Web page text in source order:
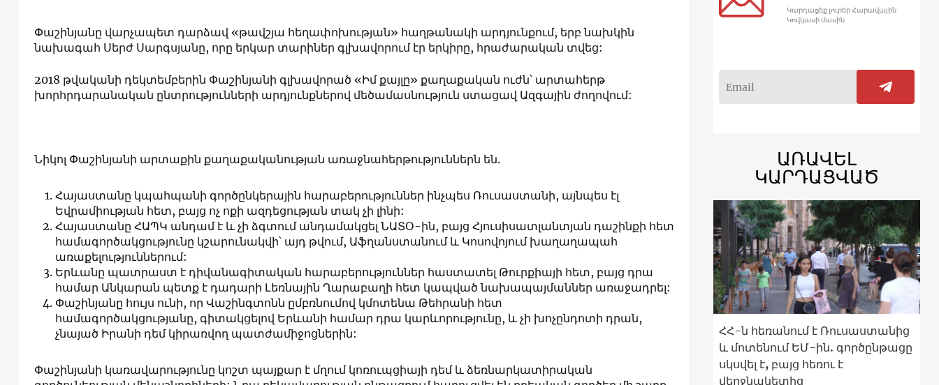
Փաշինյանը վարչապետ դարձավ «թավշյա հեղափոխության» հաղթանակի արդյունքում, երբ նախկին
նախագահ Սերժ Սարգսյանը, որը երկար տարիներ գլխավորում էր երկիրը, հրաժարական տվեց:
2018 թվականի դեկտեմբերին Փաշինյանի գլխավորած «Իմ քայլը» քաղաքական ուժն՝ արտահերթ
խորհրդարանական ընտրությունների արդյունքներով մեծամասնություն ստացավ Ազգային ժողովում:
Նիկոլ Փաշինյանի արտաքին քաղաքականության առաջնահերթություններն են.
Հայաստանը կպահպանի գործընկերային հարաբերություններ ինչպես Ռուսաստանի, այնպես էլ
Եվրամիության հետ, բայց ոչ ոքի ազդեցության տակ չի լինի:
Հայաստանը ՀԱՊԿ անդամ է և չի ձգտում անդամակցել ՆԱՏՕ-ին, բայց Հյուսիսատլանտյան դաշինքի հետ
համագործակցությունը կշարունակվի՝ այդ թվում, Աֆղանստանում և Կոսովոյում խաղաղապահ
առաքելություններում:
Երևանը պատրաստ է դիվանագիտական ​​հարաբերություններ հաստատել Թուրքիայի հետ, բայց դրա
համար Անկարան պետք է դադարի Լեռնային Ղարաբաղի հետ կապված նախապայմաններ առաջադրել:
Փաշինյանը հույս ունի, որ Վաշինգտոնն ըմբռնումով կմոտենա Թեհրանի հետ
համագործակցությանը, գիտակցելով Երևանի համար դրա կարևորությունը, և չի խոչընդոտի դրան,
չնայած Իրանի դեմ կիրառվող պատժամիջոցներին:
Փաշինյանի կառավարությունը կոշտ պայքար է մղում կոռուպցիայի դեմ և ձեռնարկատիրական
Կարդացեք լուրեր Հարավային
Կովկասի մասին
ԱՌԱՎԵԼ
ԿԱՐԴԱՑՎԱԾ
ՀՀ-ն հեռանում է Ռուսաստանից
և մոտենում ԵՄ-ին. գործընթացը
սկսվել է, բայց հեռու է
վերջնակետից